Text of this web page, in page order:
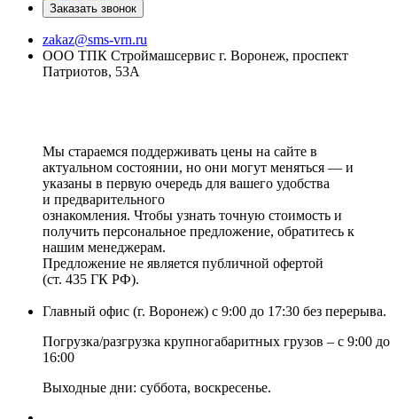
Заказать звонок
zakaz@sms-vrn.ru
ООО ТПК Строймашсервис г. Воронеж, проспект
Патриотов, 53А
Мы стараемся поддерживать цены на сайте в
актуальном состоянии, но они могут меняться — и
указаны в первую очередь для вашего удобства
и предварительного
ознакомления. Чтобы узнать точную стоимость и
получить персональное предложение, обратитесь к
нашим менеджерам.
Предложение не является публичной офертой
(ст. 435 ГК РФ).
Главный офис (г. Воронеж) с 9:00 до 17:30 без перерыва.
Погрузка/разгрузка крупногабаритных грузов – с 9:00 до
16:00
Выходные дни: суббота, воскресенье.